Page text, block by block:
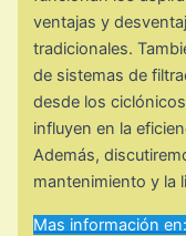
ventajas y
tradicionales.
de sistemas de
desde los
influyen en la
Además,
mantenimiento y la
Mas información